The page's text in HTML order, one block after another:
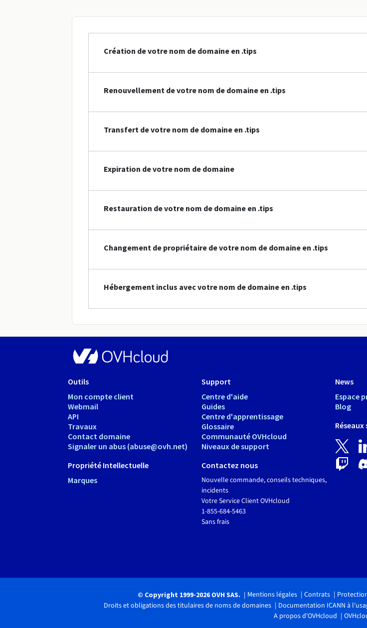
Création de votre nom de domaine en .tips
Renouvellement de votre nom de domaine en .tips
Transfert de votre nom de domaine en .tips
Expiration de votre nom de domaine
Restauration de votre nom de domaine en .tips
Changement de propriétaire de votre nom de domaine en .tips
Hébergement inclus avec votre nom de domaine en .tips
Outils
Mon compte client
Webmail
API
Travaux
Contact domaine
Signaler un abus (abuse@ovh.net)
Propriété Intellectuelle
Marques
Support
Centre d'aide
Guides
Centre d'apprentissage
Glossaire
Communauté OVHcloud
Niveaux de support
Contactez nous
Nouvelle commande, conseils techniques,
incidents
Votre Service Client OVHcloud
1-855-684-5463
Sans frais
News
Espace
Blog
© Copyright 1999-2026 OVH SAS. Mentions légales Contrats
Droits et obligations des titulaires de noms de domaines
Documentation ICANN à
A propos d'OVHcloud